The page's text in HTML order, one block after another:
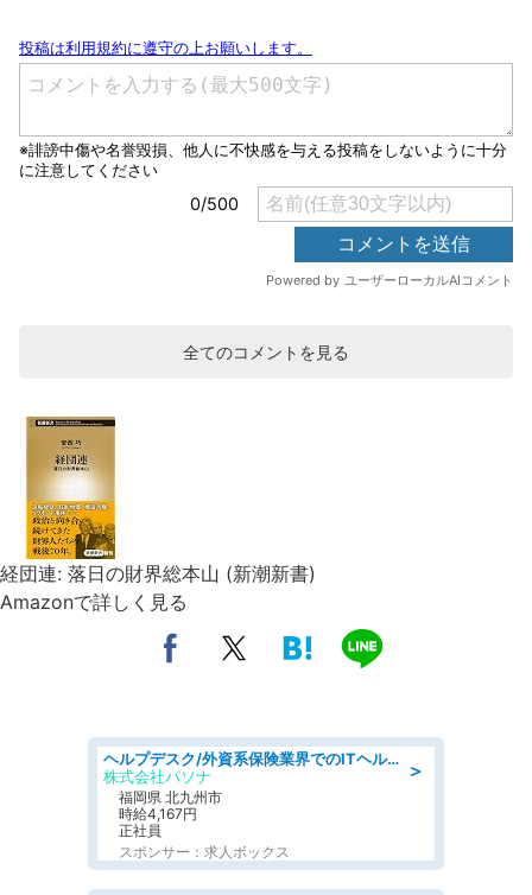
全てのコメントを見る
経団連: 落日の財界総本山 (新潮新書)
Amazonで詳しく見る
＞
ヘルプデスク/外資系保険業界でのITヘルプデスク業務/駅近/即日勤務可/ヘルプデスク
株式会社パソナ
福岡県 北九州市
時給4,167円
正社員
スポンサー：求人ボックス